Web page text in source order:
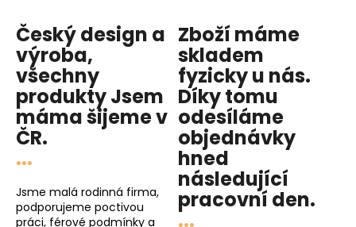
Český design a
výroba,
všechny
produktyJsem
mámašijeme v
ČR.
...
Jsme malá rodinná firma,
podporujeme poctivou
práci, férové podmínky a
Zboží máme
skladem
fyzicky u nás.
Díky tomu
odesíláme
objednávky
hned
následující
pracovní den.
...